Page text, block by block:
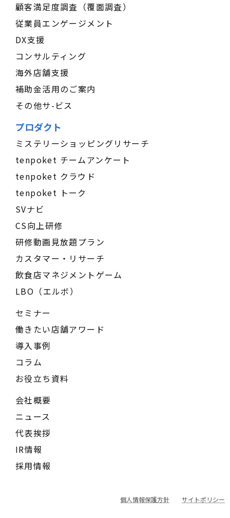
顧客満足度調査（覆面調査）
従業員エンゲージメント
DX支援
コンサルティング
海外店舗支援
補助金活用のご案内
その他サ-ビス
プロダクト
ミステリーショッピングリサーチ
tenpoket チームアンケート
tenpoket クラウド
tenpoket トーク
SVナビ
CS向上研修
研修動画見放題プラン
カスタマー・リサーチ
飲食店マネジメントゲーム
LBO（エルボ）
セミナー
働きたい店舗アワード
導入事例
コラム
お役立ち資料
会社概要
ニュース
代表挨拶
IR情報
採用情報
個人情報保護方針 サイトポリシー